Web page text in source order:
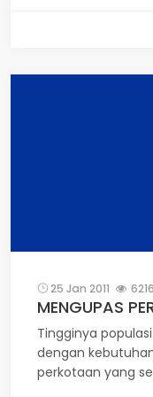
lingkungan
bekerja secara
Kementerian
Mataram
25 Jan 2011
MENGUPAS
Tingginya
dengan
perkotaan yang